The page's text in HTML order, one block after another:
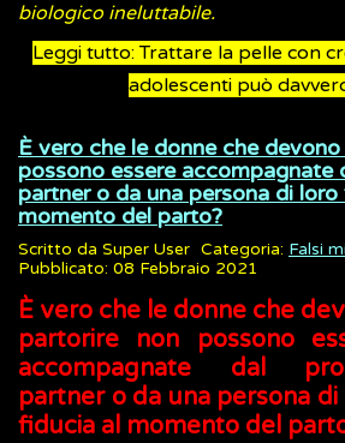
biologico ineluttabile.
Leggi tutto: Trattare la pelle con
adolescenti può
È vero che le donne che
possono essere accompagnate
partner o da una persona di
momento del parto?
Scritto da Super User Categoria: Falsi
Pubblicato: 08 Febbraio 2021
È vero che le donne che
partorire non possono
accompagnate dal
partner o da una persona di
fiducia al momento del